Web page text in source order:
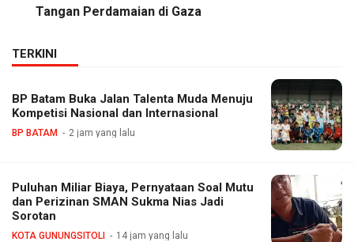
Tangan Perdamaian di Gaza
TERKINI
BP Batam Buka Jalan Talenta Muda Menuju
Kompetisi Nasional dan Internasional
BP BATAM 2 jam yang lalu
Puluhan Miliar Biaya, Pernyataan Soal Mutu
dan Perizinan SMAN Sukma Nias Jadi
Sorotan
KOTA GUNUNGSITOLI 14 jam yang lalu